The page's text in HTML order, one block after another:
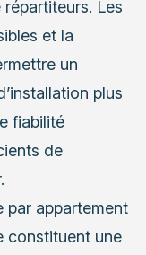
Les
et la
un
plus
fiabilité
de
par appartement
constituent une